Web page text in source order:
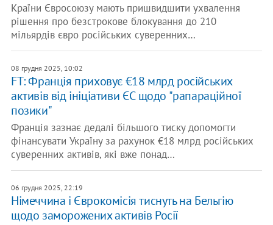
Країни Євросоюзу мають пришвидшити ухвалення
рішення про безстрокове блокування до 210
мільярдів євро російських суверенних…
08 грудня 2025, 10:02
FT: Франція приховує €18 млрд російських
активів від ініціативи ЄС щодо "рапараційної
позики"
Франція зазнає дедалі більшого тиску допомогти
фінансувати Україну за рахунок €18 млрд російських
суверенних активів, які вже понад…
06 грудня 2025, 22:19
Німеччина і Єврокомісія тиснуть на Бельгію
щодо заморожених активів Росії